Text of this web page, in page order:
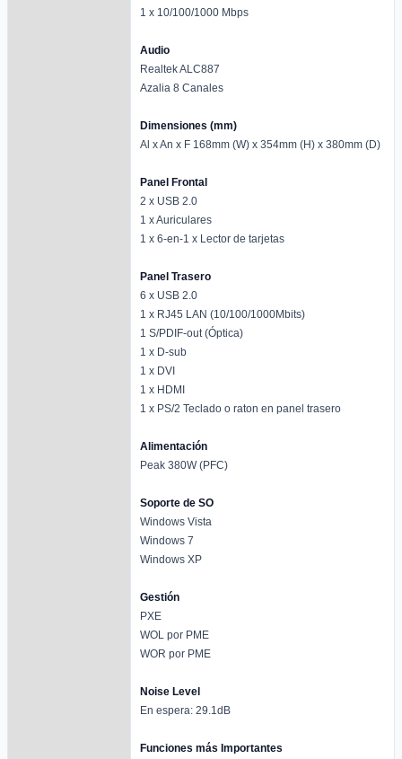
1 x 10/100/1000 Mbps
Audio
Realtek ALC887
Azalia 8 Canales
Dimensiones (mm)
Al x An x F 168mm (W) x 354mm (H) x 380mm (D)
Panel Frontal
2 x USB 2.0
1 x Auriculares
1 x 6-en-1 x Lector de tarjetas
Panel Trasero
6 x USB 2.0
1 x RJ45 LAN (10/100/1000Mbits)
1 S/PDIF-out (Óptica)
1 x D-sub
1 x DVI
1 x HDMI
1 x PS/2 Teclado o raton en panel trasero
Alimentación
Peak 380W (PFC)
Soporte de SO
Windows Vista
Windows 7
Windows XP
Gestión
PXE
WOL por PME
WOR por PME
Noise Level
En espera: 29.1dB
Funciones más Importantes